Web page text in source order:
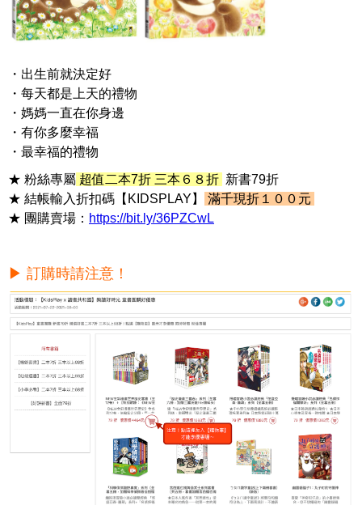
・出生前就決定好
・每天都是上天的禮物
・媽媽一直在你身邊
・有你多麼幸福
・最幸福的禮物
★ 粉絲專屬 超值二本7折 三本６８折 新書79折
★ 結帳輸入折扣碼【KIDSPLAY】
滿千現折１００元
★ 團購賣場： https://bit.ly/36PZCwL
▶ 訂購時請注意！